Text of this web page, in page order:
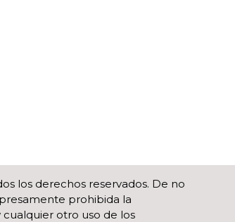
los derechos reservados. De no
prohibida la
otro uso de los